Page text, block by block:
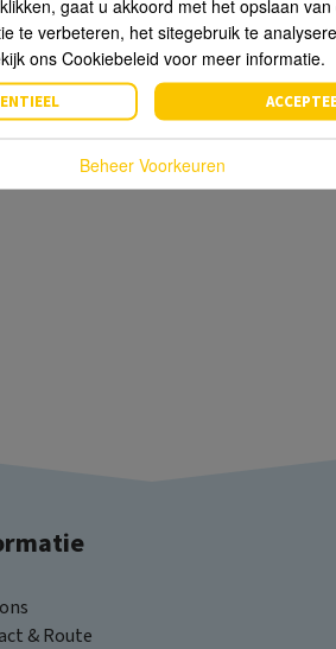
& Route
gaat u akkoord met het opslaan
te verbeteren, het sitegebruik te
ons Cookiebeleid voor meer informatie.
Beheer Voorkeuren